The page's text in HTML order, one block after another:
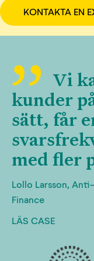
KONTAKTA EN
Vi
kunder
sätt, får
med fler
Lollo Larsson,
Finance
LÄS CASE